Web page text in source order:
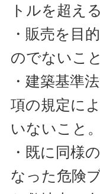
トルを超え
・販売を目
のでないこと
・建築基準
項の規定に
いないこと。
・既に同様
なった危険